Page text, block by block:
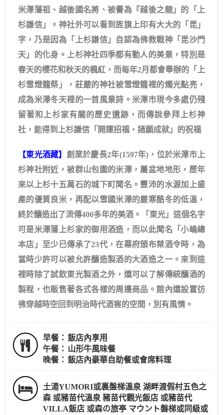
米澤藩祖、越後國名將、被譽為『越後之龍」的「上
杉謙信」。神社外可以看到旌旗上印有大大的「毘」
字，乃是因為「上杉謙信」自認為佛教戰神「毘沙門
天」的化身。上杉神社四季都有動人的美景，特別是
春天的櫻花和秋天的楓紅，而每年2月都會舉辦的「上
杉雪燈籠祭」，莊嚴的神社被雪燈籠裡的燭光點亮，
成為米澤冬天裡的一首風景詩。米澤市現今多處仍殘
留著和上杉家有關的歷史遺跡，而傳說參拜上杉神
社，能得到上杉謙信「開運招福・諸願成就」的祝福
【東光酒藏】 創業於慶長2年(1597年)，位於米澤市上
杉神社附近，被群山包圍的米澤，屬盆地地形，歷年
來以上杉十五萬石的城下町聞名。豐沛的水源加上盛
產的優質良米，再配以雪國米澤的嚴寒酷冬的低溫，
終於釀造出了流傳400多年的美酒。「東光」這個名字
可是米澤藩上杉家的御用酒造，而以此聞名「小嶋總
本店」至少已傳承了23代，在幕府頒布禁酒令時，為
當時少許可以被允許釀造製酒的大酒造之一。來到這
裡時除了試飲東光製酒之外，還可以了解傳統釀酒的
製程，也販售著各式各樣的周邊商品。館內還設置彷
彿穿越時空回到明治時代酒窖的空間，別有風情。
早餐： 飯店內享用
午餐： 山形牛風味餐
晚餐： 飯店內豪華自助餐或會席料理
土湯YUMORI或裏盤梯溫泉 湖畔渡假村五色之
森 或豬苗代溫泉 豬苗代觀光飯店 或豬苗代
VILLA飯店 或森の旅亭 マウント磐梯或同級或